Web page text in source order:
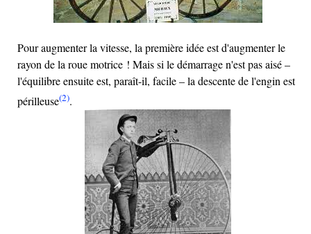
Pour augmenter la vitesse, la première idée est d'augmenter le
rayon de la roue motrice ! Mais si le démarrage n'est pas aisé –
l'équilibre ensuite est, paraît-il, facile – la descente de l'engin est
périlleuse(2).